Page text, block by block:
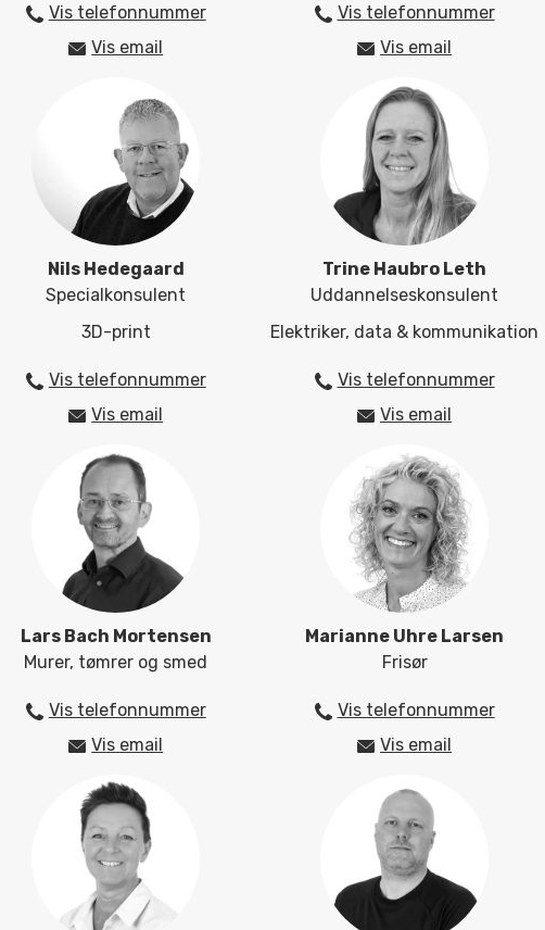
Vis telefonnummer
25424849
Vis email
lk@herningsholm.dk
Vis telefonnummer
25424537
Vis email
Nils Hedegaard
Specialkonsulent
3D-print
Vis telefonnummer
25424512
Vis email
nh@herningsholm.dk
Trine Haubro Leth
Uddannelseskonsulent
Elektriker, data & kommunikation
Vis telefonnummer
40492090
Vis email
Lars Bach Mortensen
Murer, tømrer og smed
Vis telefonnummer
2542 4848
Vis email
labm@herningsholm.dk
Marianne Uhre Larsen
Frisør
Vis telefonnummer
25424840
Vis email